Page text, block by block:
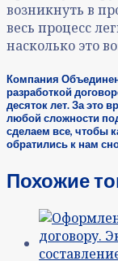
возникнуть в
весь процесс
насколько это
Компания
разработкой
десяток лет. За это
любой сложности
сделаем все, чтобы
обратились к нам
Похожие